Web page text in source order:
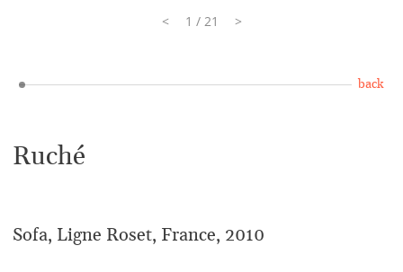
< 1 / 21 >
back
Ruché
Sofa, Ligne Roset, France, 2010